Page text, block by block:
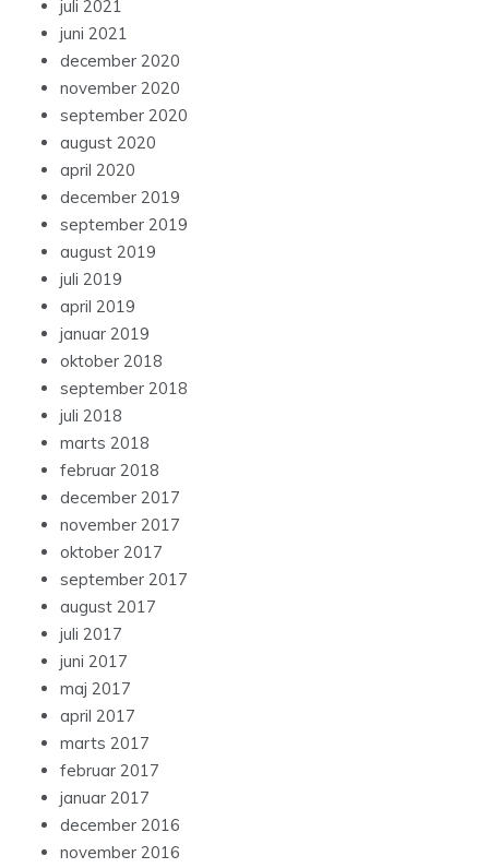
juli 2021
juni 2021
december 2020
november 2020
september 2020
august 2020
april 2020
december 2019
september 2019
august 2019
juli 2019
april 2019
januar 2019
oktober 2018
september 2018
juli 2018
marts 2018
februar 2018
december 2017
november 2017
oktober 2017
september 2017
august 2017
juli 2017
juni 2017
maj 2017
april 2017
marts 2017
februar 2017
januar 2017
december 2016
november 2016